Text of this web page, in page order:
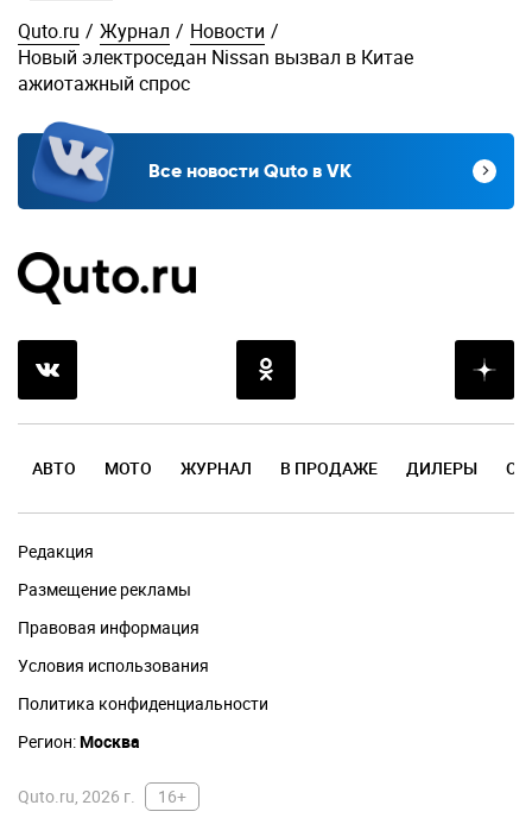
Quto.ru / Журнал / Новости /
Новый электроседан Nissan вызвал в Китае
ажиотажный спрос
Все новости Quto в VK
АВТО МОТО ЖУРНАЛ В ПРОДАЖЕ ДИЛЕРЫ
Редакция
Размещение рекламы
Правовая информация
Условия использования
Политика конфиденциальности
Регион:Москва
Quto.ru, 2026 г.
16+